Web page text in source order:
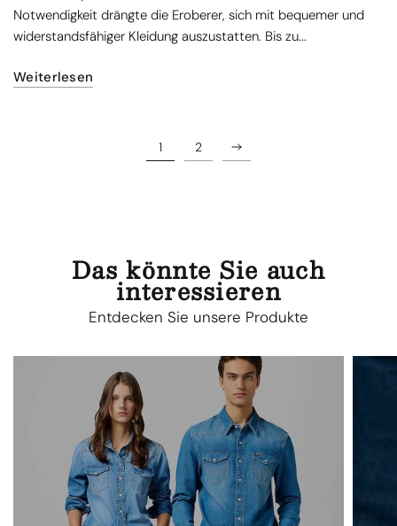
Notwendigkeit drängte die Eroberer, sich mit bequemer und
widerstandsfähiger Kleidung auszustatten. Bis zu...
Weiterlesen
1 2
Das könnte Sie auch
interessieren
Entdecken Sie unsere Produkte